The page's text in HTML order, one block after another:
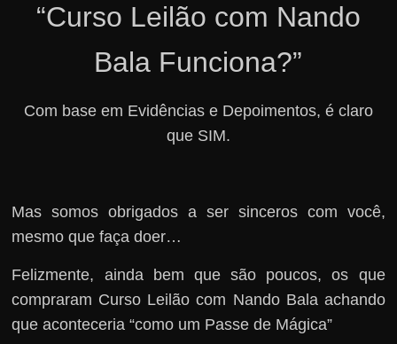
“Curso Leilão com Nando
Bala Funciona?”
Com base em Evidências e Depoimentos, é claro
que SIM.
Mas somos obrigados a ser sinceros com você,
mesmo que faça doer…
Felizmente, ainda bem que são poucos, os que
compraram Curso Leilão com Nando Bala achando
que aconteceria “como um Passe de Mágica”